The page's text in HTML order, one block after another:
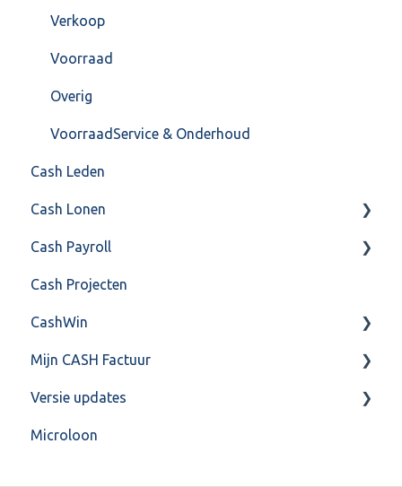
Algemeen
Formulierlayout
Verkoop
Voorraad
Overig
VoorraadService & Onderhoud
Cash Leden
Cash Lonen
Algemeen
Inrichting
Jaarafsluiting
Salarisberekening
Overig
FAQ – Beëindiging CASH Lonen en overstap naar
Cash Payroll
Aangifte
Algemeen
Basis Training
Berekening
FAQ
Cash Projecten
CashWin
Overig
Mijn CASH Factuur
Facturatie Loonportal( CASH Lonen)
Mijn CASH factuur
Versie updates
CashWeb updates 2025
Microloon